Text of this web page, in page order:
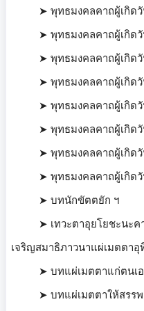
➤ พุทธมงคลคาถผู้เกิดวั
➤ พุทธมงคลคาถผู้เกิดวั
➤ พุทธมงคลคาถผู้เกิดวั
➤ พุทธมงคลคาถผู้เกิดวัน
➤ พุทธมงคลคาถผู้เกิดวัน
➤ พุทธมงคลคาถผู้เกิดวั
➤ พุทธมงคลคาถผู้เกิดวั
➤ พุทธมงคลคาถผู้เกิดวั
➤ บทนักขัตตยัก ฯ
➤ เทวะตาอุยโยชะนะค
เจริญสมาธิภาวนาแผ่เมตตา
➤ บทแผ่เมตตาแก่ตนเอ
➤ บทแผ่เมตตาให้สรรพ